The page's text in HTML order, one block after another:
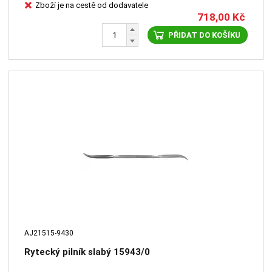
Zboží je na cestě od dodavatele
718,00 Kč
PŘIDAT DO KOŠÍKU
AJ21515-9430
Rytecký pilník slabý 15943/0